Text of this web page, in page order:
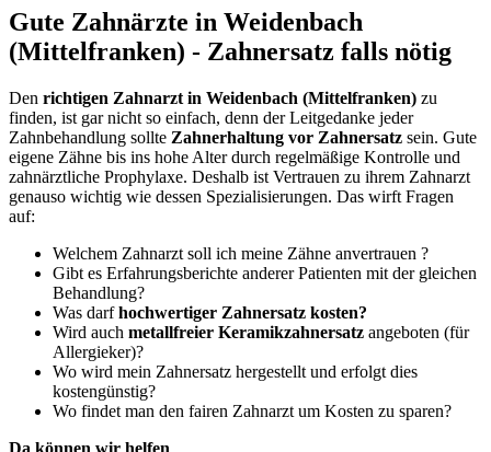
Gute Zahnärzte in Weidenbach
(Mittelfranken) - Zahnersatz falls nötig
Den richtigen Zahnarzt in Weidenbach (Mittelfranken) zu
finden, ist gar nicht so einfach, denn der Leitgedanke jeder
Zahnbehandlung sollte Zahnerhaltung vor Zahnersatz sein. Gute
eigene Zähne bis ins hohe Alter durch regelmäßige Kontrolle und
zahnärztliche Prophylaxe. Deshalb ist Vertrauen zu ihrem Zahnarzt
genauso wichtig wie dessen Spezialisierungen. Das wirft Fragen
auf:
Welchem Zahnarzt soll ich meine Zähne anvertrauen ?
Gibt es Erfahrungsberichte anderer Patienten mit der gleichen
Behandlung?
Was darfhochwertiger Zahnersatz kosten?
Wird auch metallfreier Keramikzahnersatz angeboten (für
Allergieker)?
Wo wird mein Zahnersatz hergestellt und erfolgt dies
kostengünstig?
Wo findet man den fairen Zahnarzt um Kosten zu sparen?
Da können wir helfen